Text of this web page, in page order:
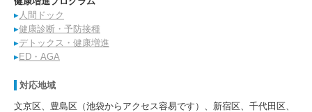
▸ 人間ドック
▸健康診断・予防接種
▸デトックス・健康増進
▸ED・AGA
対応地域
文京区、豊島区（池袋からアクセス容易です）、新宿区、千代田区、